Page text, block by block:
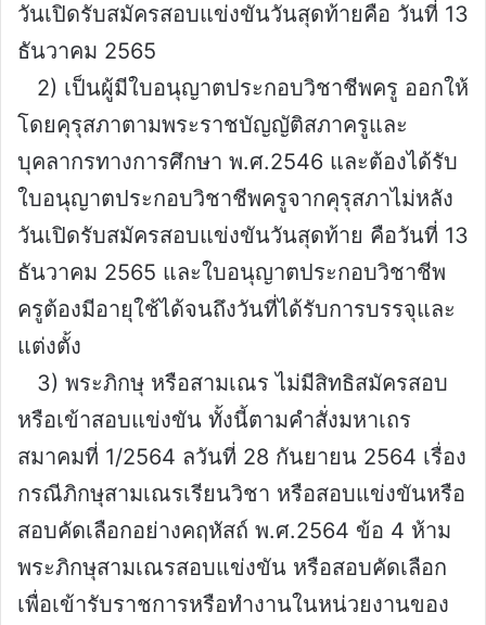
วันเปิดรับสมัครสอบแข่งขันวันสุดท้ายคือ วันที่ 13
ธันวาคม 2565
2) เป็นผู้มีใบอนุญาตประกอบวิชาชีพครู ออกให้
โดยคุรุสภาตามพระราชบัญญัติสภาครูและ
บุคลากรทางการศึกษา พ.ศ.2546 และต้องได้รับ
ใบอนุญาตประกอบวิชาชีพครูจากคุรุสภาไม่หลัง
วันเปิดรับสมัครสอบแข่งขันวันสุดท้าย คือวันที่ 13
ธันวาคม 2565 และใบอนุญาตประกอบวิชาชีพ
ครูต้องมีอายุใช้ได้จนถึงวันที่ได้รับการบรรจุและ
แต่งตั้ง
3) พระภิกษุ หรือสามเณร ไม่มีสิทธิสมัครสอบ
หรือเข้าสอบแข่งขัน ทั้งนี้ตามคำสั่งมหาเถร
สมาคมที่ 1/2564 ลวันที่ 28 กันยายน 2564 เรื่อง
กรณีภิกษุสามเณรเรียนวิชา หรือสอบแข่งขันหรือ
สอบคัดเลือกอย่างคฤหัสถ์ พ.ศ.2564 ข้อ 4 ห้าม
พระภิกษุสามเณรสอบแข่งขัน หรือสอบคัดเลือก
เพื่อเข้ารับราชการหรือทำงานในหน่วยงานของ